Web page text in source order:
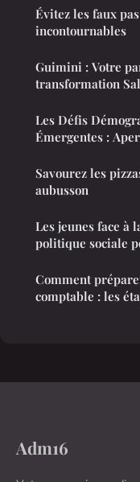
Évitez les faux
incontournables
Guimini : Votre
transformation
Les Défis
Émergentes :
Savourez les
aubusson
Les jeunes face à
politique sociale
Comment
comptable : les
Adm16